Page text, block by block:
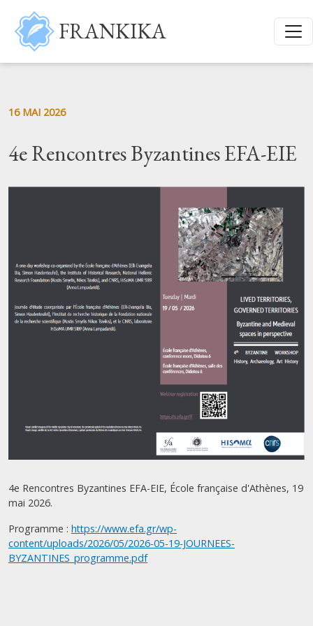
Aller au contenu principal
FRANKIKA
16 MAI 2026
4e Rencontres Byzantines EFA-EIE
4e Rencontres Byzantines EFA-EIE, École française d'Athènes, 19
mai 2026.
Programme : https://www.efa.gr/wp-
content/uploads/2026/05/2026-05-19-JOURNEES-
BYZANTINES_programme.pdf